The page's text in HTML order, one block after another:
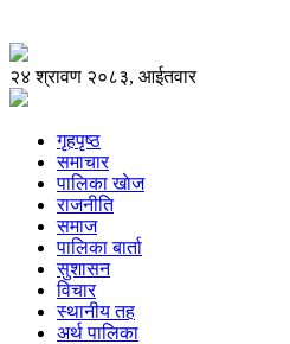
२४ श्रावण २०८३, आईतवार
गृहपृष्ठ
समाचार
पालिका खाेज
राजनीति
समाज
पालिका बार्ता
सुशासन
विचार
स्थानीय तह
अर्थ पालिका